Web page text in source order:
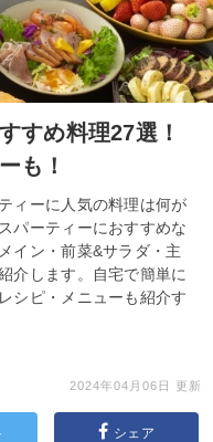
すめ料理27選！
も！
ィーに人気の料理は何が
パーティーにおすすめな
イン・前菜&サラダ・主
介します。自宅で簡単に
シピ・メニューも紹介す
2024年04月06日 更新
シェア